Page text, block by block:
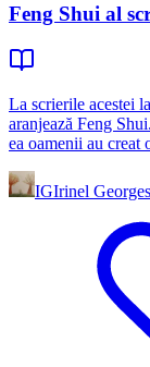
Feng Shui al
La scrierile acestei
aranjează Feng
ea oamenii au
IGIrinel